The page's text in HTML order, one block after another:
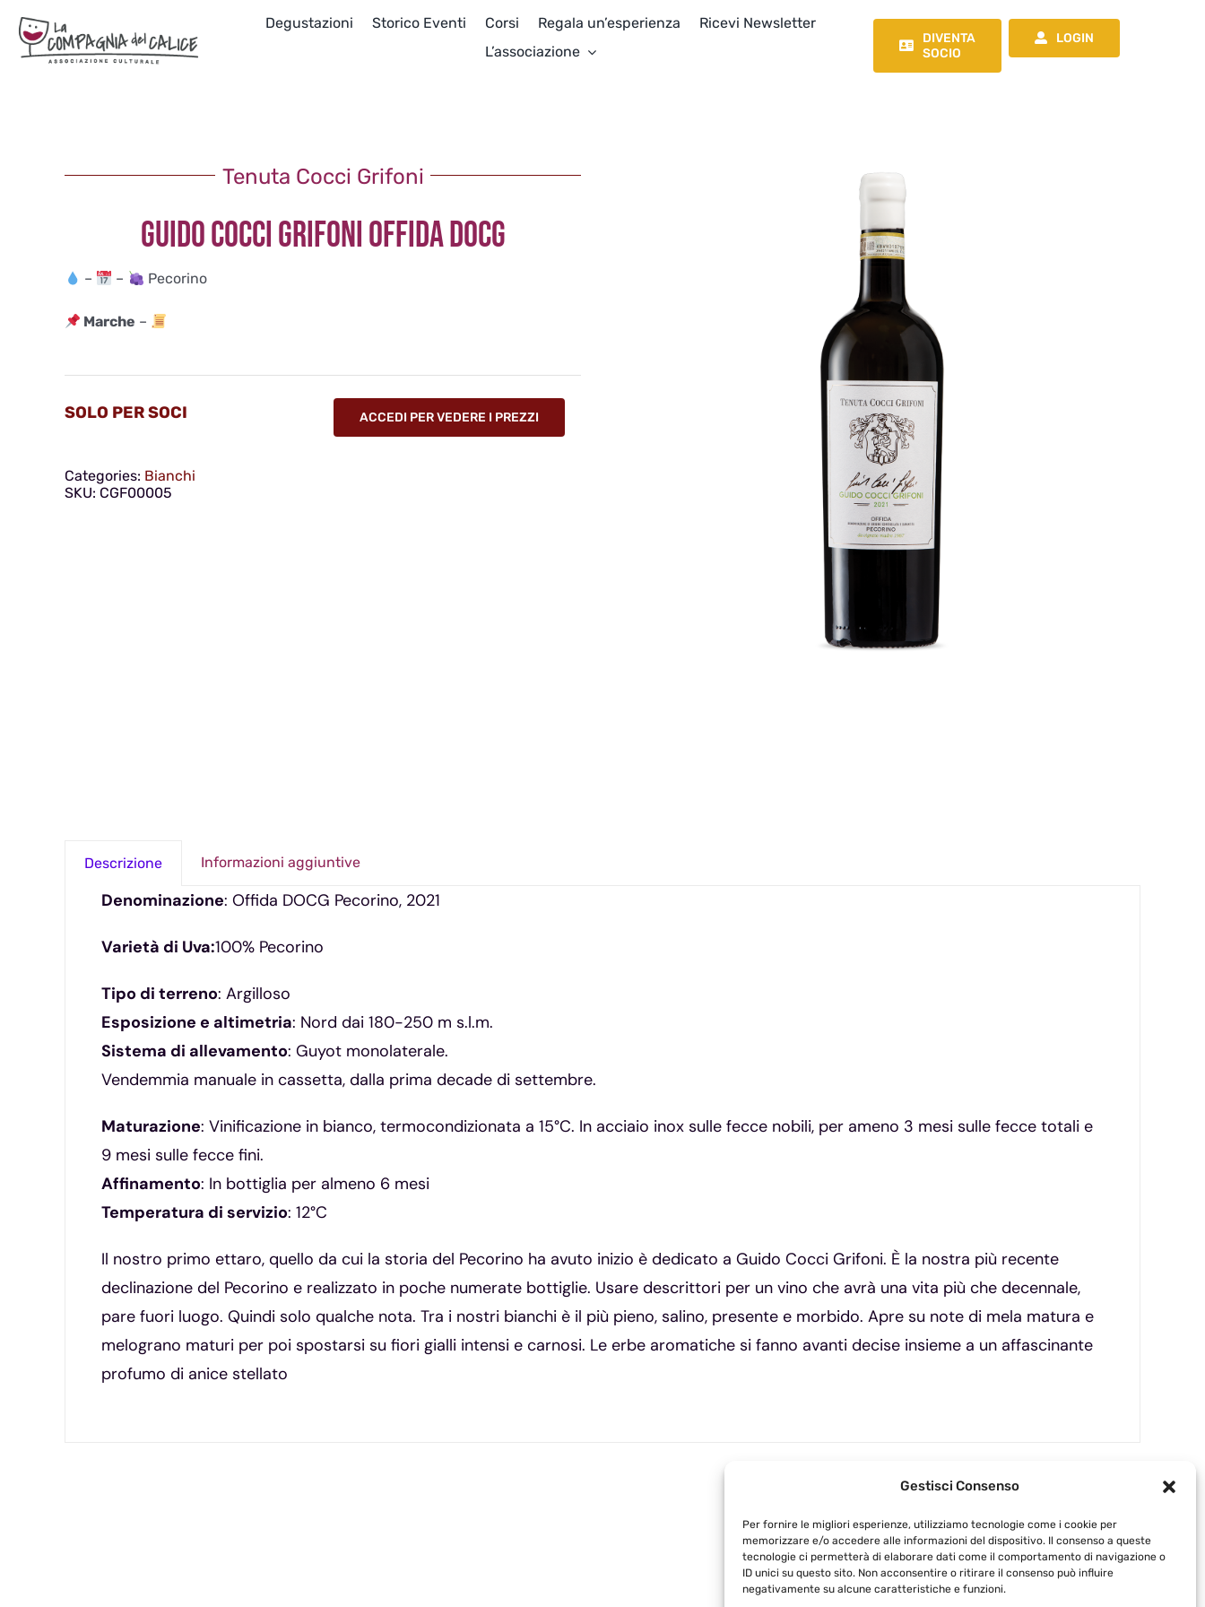
Gestisci Consenso
Per fornire le migliori esperienze, utilizziamo tecnologie come i cookie per
memorizzare e/o accedere alle informazioni del dispositivo. Il consenso a queste
tecnologie ci permetterà di elaborare dati come il comportamento di navigazione o
ID unici su questo sito. Non acconsentire o ritirare il consenso può influire
negativamente su alcune caratteristiche e funzioni.
contenuto
Degustazioni Storico Eventi Corsi Regala un’esperienza
Ricevi Newsletter
L’associazione
DIVENTA
SOCIO
LOGIN
Tenuta Cocci Grifoni
GUIDO COCCI GRIFONI OFFIDA DOCG
– – Pecorino
Marche –
SOLO PER SOCI ACCEDI PER VEDERE I PREZZI
Categories: Bianchi
SKU: CGF00005
Descrizione Informazioni aggiuntive
Denominazione: Offida DOCG Pecorino, 2021
Varietà di Uva:100% Pecorino
Tipo di terreno: Argilloso
Esposizione e altimetria: Nord dai 180-250 m s.l.m.
Sistema di allevamento: Guyot monolaterale.
Vendemmia manuale in cassetta, dalla prima decade di settembre.
Maturazione: Vinificazione in bianco, termocondizionata a 15°C. In acciaio inox sulle fecce nobili, per ameno 3 mesi sulle fecce totali e
9 mesi sulle fecce fini.
Affinamento: In bottiglia per almeno 6 mesi
Temperatura di servizio: 12°C
Il nostro primo ettaro, quello da cui la storia del Pecorino ha avuto inizio è dedicato a Guido Cocci Grifoni. È la nostra più recente
declinazione del Pecorino e realizzato in poche numerate bottiglie. Usare descrittori per un vino che avrà una vita più che decennale,
pare fuori luogo. Quindi solo qualche nota. Tra i nostri bianchi è il più pieno, salino, presente e morbido. Apre su note di mela matura e
melograno maturi per poi spostarsi su fiori gialli intensi e carnosi. Le erbe aromatiche si fanno avanti decise insieme a un affascinante
profumo di anice stellato